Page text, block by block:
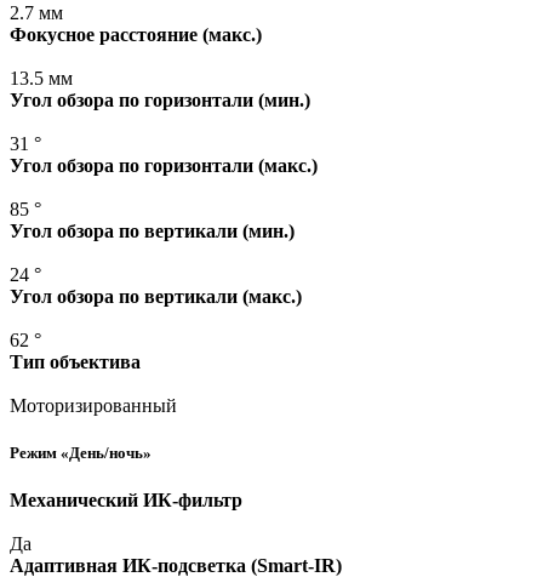
2.7 мм
Фокусное расстояние (макс.)
13.5 мм
Угол обзора по горизонтали (мин.)
31 °
Угол обзора по горизонтали (макс.)
85 °
Угол обзора по вертикали (мин.)
24 °
Угол обзора по вертикали (макс.)
62 °
Тип объектива
Моторизированный
Режим «День/ночь»
Механический ИК-фильтр
Да
Адаптивная ИК-подсветка (Smart-IR)